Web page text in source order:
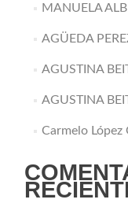
MANUELA
AGÜEDA
AGUSTINA
AGUSTINA
Carmelo López